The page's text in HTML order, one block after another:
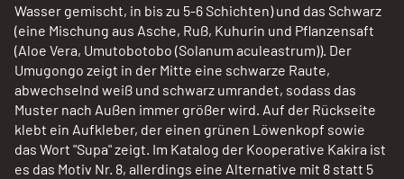
Wasser gemischt, in bis zu 5-6 Schichten) und das Schwarz
(eine Mischung aus Asche, Ruß, Kuhurin und Pflanzensaft
(Aloe Vera, Umutobotobo (Solanum aculeastrum)). Der
Umugongo zeigt in der Mitte eine schwarze Raute,
abwechselnd weiß und schwarz umrandet, sodass das
Muster nach Außen immer größer wird. Auf der Rückseite
klebt ein Aufkleber, der einen grünen Löwenkopf sowie
das Wort "Supa" zeigt. Im Katalog der Kooperative Kakira ist
es das Motiv Nr. 8, allerdings eine Alternative mit 8 statt 5